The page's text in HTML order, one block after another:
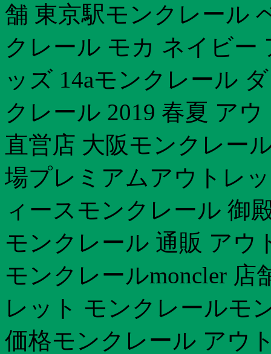
舗 東京駅モンクレール
クレール モカ ネイビー
ッズ 14aモンクレール
クレール 2019 春夏 ア
直営店 大阪モンクレー
場プレミアムアウトレ
ィースモンクレール 御
モンクレール 通販 アウ
モンクレールmoncler
レット モンクレールモ
価格モンクレール アウ